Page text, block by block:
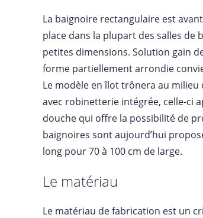
La baignoire rectangulaire est
place dans la plupart des salles de
petites dimensions. Solution gain
forme partiellement arrondie
Le modèle en îlot trônera au milieu
avec robinetterie intégrée, celle-ci
douche qui offre la possibilité de
baignoires sont aujourd’hui
long pour 70 à 100 cm de large.
Le matériau
Le matériau de fabrication est un